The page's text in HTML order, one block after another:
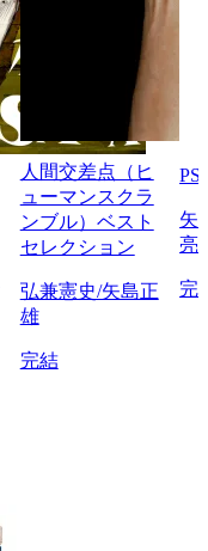
人間交差点（ヒ
ューマンスクラ
ンブル）ベスト
セレクション
弘兼憲史/矢島正
雄
完結
矢
亮
完